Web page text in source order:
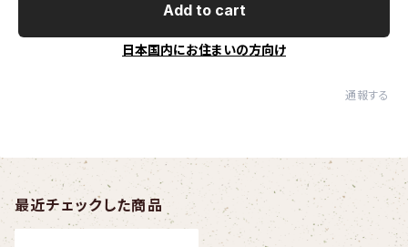
Add to cart
日本国内にお住まいの方向け
通報する
最近チェックした商品